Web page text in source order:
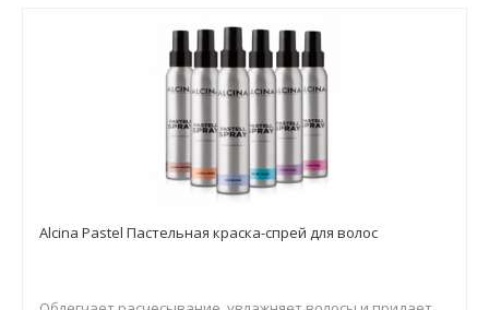
Alcina Pastel Пастельная краска-спрей для волос